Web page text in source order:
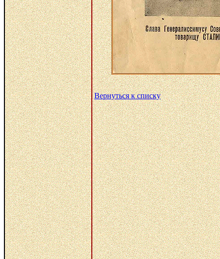
Вернуться к списку